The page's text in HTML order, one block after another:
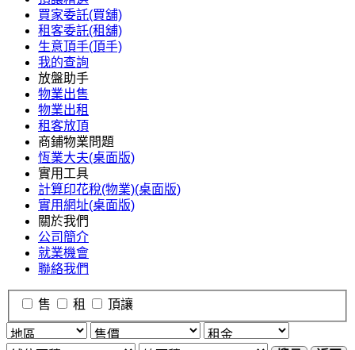
買家委託(買舖)
租客委託(租舖)
生意頂手(頂手)
我的查詢
放盤助手
物業出售
物業出租
租客放頂
商鋪物業問題
恆業大夫(桌面版)
實用工具
計算印花稅(物業)(桌面版)
實用網址(桌面版)
關於我們
公司簡介
就業機會
聯絡我們
售 租 頂讓